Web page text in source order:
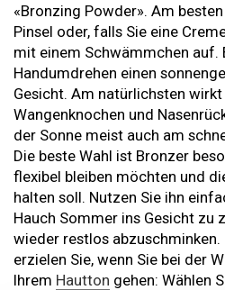
«Bronzing Powder». Am
Pinsel oder, falls Sie eine
mit einem Schwämmchen auf.
Handumdrehen einen
Gesicht. Am natürlichsten
Wangenknochen und
der Sonne meist auch am
Die beste Wahl ist Bronzer
flexibel bleiben möchten und
halten soll. Nutzen Sie ihn
Hauch Sommer ins Gesicht zu
wieder restlos abzuschminken.
erzielen Sie, wenn Sie bei der
Ihrem Hautton gehen: Wählen